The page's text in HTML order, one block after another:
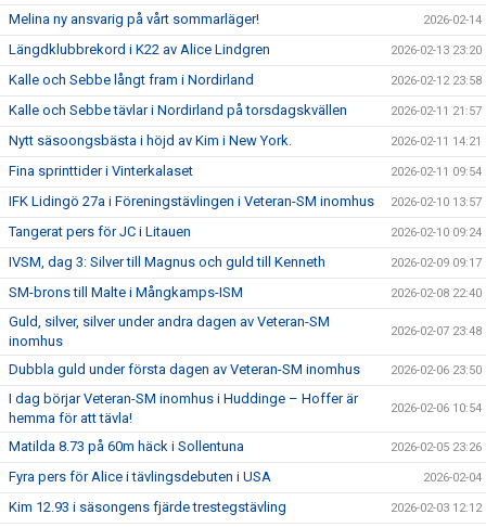
Melina ny ansvarig på vårt sommarläger! 2026-02-14
Längdklubbrekord i K22 av Alice Lindgren 2026-02-13 23:20
Kalle och Sebbe långt fram i Nordirland 2026-02-12 23:58
Kalle och Sebbe tävlar i Nordirland på torsdagskvällen 2026-02-11 21:57
Nytt säsoongsbästa i höjd av Kim i New York. 2026-02-11 14:21
Fina sprinttider i Vinterkalaset 2026-02-11 09:54
IFK Lidingö 27a i Föreningstävlingen i Veteran-SM inomhus 2026-02-10 13:57
Tangerat pers för JC i Litauen 2026-02-10 09:24
IVSM, dag 3: Silver till Magnus och guld till Kenneth 2026-02-09 09:17
SM-brons till Malte i Mångkamps-ISM 2026-02-08 22:40
Guld, silver, silver under andra dagen av Veteran-SM
inomhus
2026-02-07 23:48
Dubbla guld under första dagen av Veteran-SM inomhus 2026-02-06 23:50
I dag börjar Veteran-SM inomhus i Huddinge – Hoffer är
hemma för att tävla!
2026-02-06 10:54
Matilda 8.73 på 60m häck i Sollentuna 2026-02-05 23:26
Fyra pers för Alice i tävlingsdebuten i USA 2026-02-04
Kim 12.93 i säsongens fjärde trestegstävling 2026-02-03 12:12